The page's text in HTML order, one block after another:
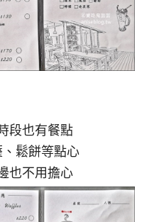
段也有餐點
鬆餅等點心
也不用擔心